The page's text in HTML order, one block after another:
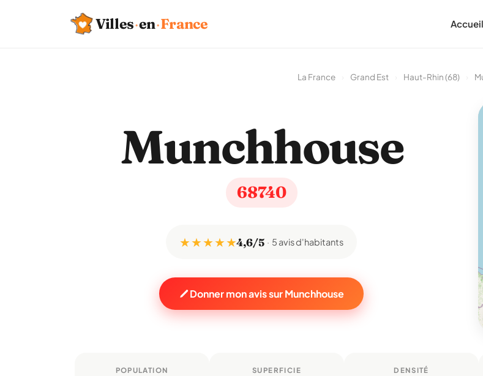
Villes·en·France Accueil
La France Grand Est Haut-Rhin (68)
Munchhouse
68740
★ ★ ★ ★ ★4,6/5 5 avis d'habitants
Donner mon avis sur Munchhouse
POPULATION SUPERFICIE DENSITÉ